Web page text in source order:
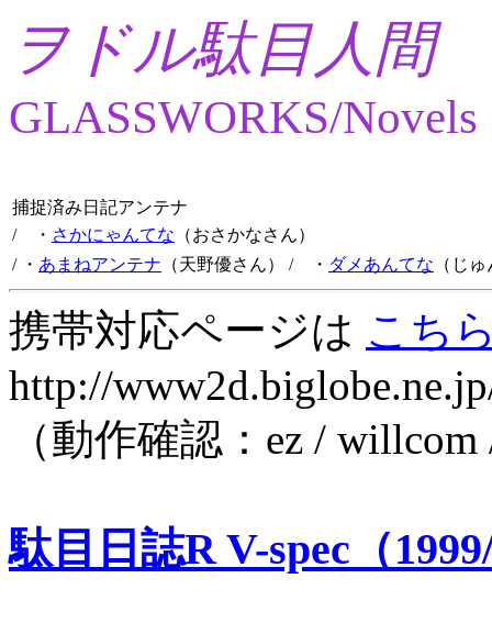
ヲドル駄目人間
GLASSWORKS/Novels
捕捉済み日記アンテナ
/ ・ さかにゃんてな （おさかなさん）
/ ・ あまねアンテナ （天野優さん） / ・ ダメあんてな （じ
携帯対応ページは こち
http://
（動作確認：ez /
駄目日誌R V-spec（